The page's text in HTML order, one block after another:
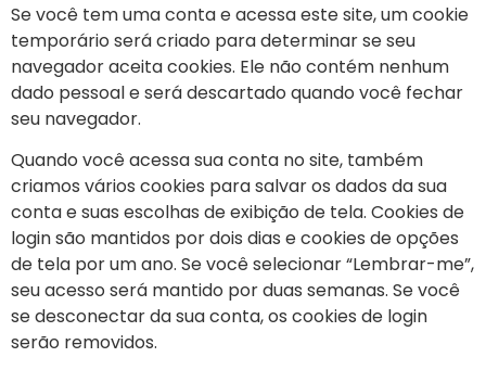
Se você tem uma conta e acessa este site, um cookie
temporário será criado para determinar se seu
navegador aceita cookies. Ele não contém nenhum
dado pessoal e será descartado quando você fechar
seu navegador.
Quando você acessa sua conta no site, também
criamos vários cookies para salvar os dados da sua
conta e suas escolhas de exibição de tela. Cookies de
login são mantidos por dois dias e cookies de opções
de tela por um ano. Se você selecionar “Lembrar-me”,
seu acesso será mantido por duas semanas. Se você
se desconectar da sua conta, os cookies de login
serão removidos.